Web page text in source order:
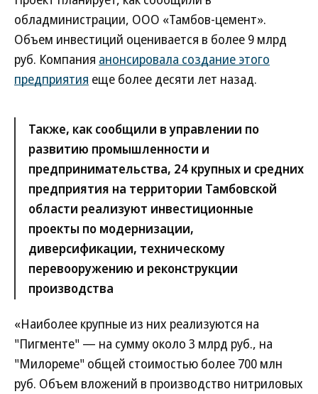
обладминистрации, ООО «Тамбов-цемент».
Объем инвестиций оценивается в более 9 млрд
руб. Компания анонсировала создание этого
предприятия еще более десяти лет назад.
Также, как сообщили в управлении по
развитию промышленности и
предпринимательства, 24 крупных и средних
предприятия на территории Тамбовской
области реализуют инвестиционные
проекты по модернизации,
диверсификации, техническому
перевооружению и реконструкции
производства
«Наиболее крупные из них реализуются на
"Пигменте" — на сумму около 3 млрд руб., на
"Милореме" общей стоимостью более 700 млн
руб. Объем вложений в производство нитриловых